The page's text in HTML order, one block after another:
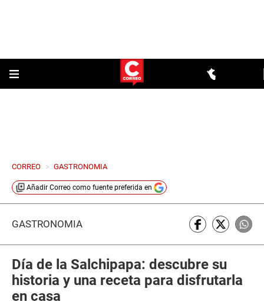
CORREO > GASTRONOMIA
Añadir Correo como fuente preferida en
GASTRONOMÍA
Día de la Salchipapa: descubre su
historia y una receta para disfrutarla
en casa